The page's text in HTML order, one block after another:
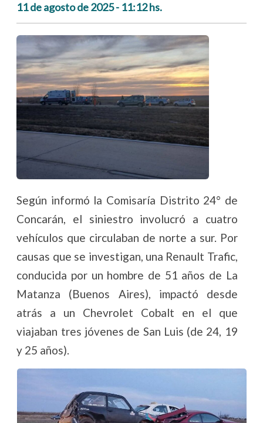
11 de agosto de 2025 - 11:12 hs.
Según informó la Comisaría Distrito 24° de
Concarán, el siniestro involucró a cuatro
vehículos que circulaban de norte a sur. Por
causas que se investigan, una Renault Trafic,
conducida por un hombre de 51 años de La
Matanza (Buenos Aires), impactó desde
atrás a un Chevrolet Cobalt en el que
viajaban tres jóvenes de San Luis (de 24, 19
y 25 años).